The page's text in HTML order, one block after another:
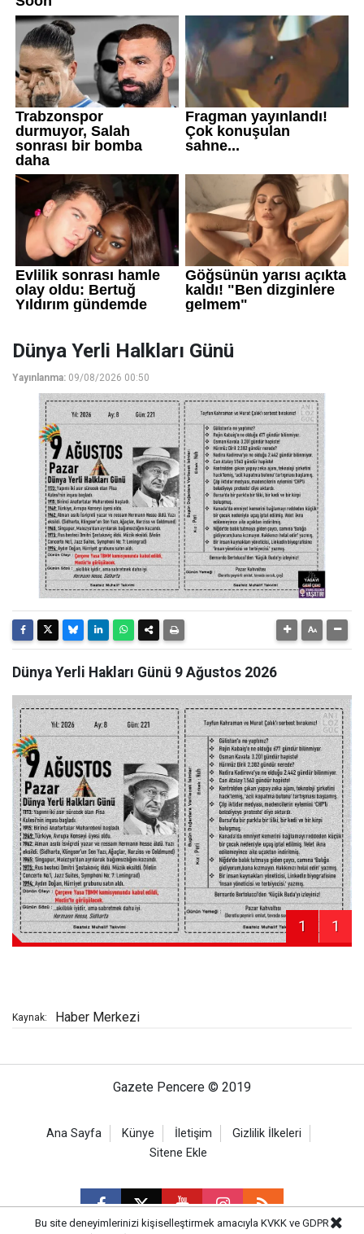
Dünya Yerli Halkları Günü
Yayınlanma: 09/08/2026 00:50
Dünya Yerli Hakları Günü 9 Ağustos 2026
1 1
Kaynak: Haber Merkezi
Gazete Pencere © 2019
Ana Sayfa Künye İletişim
Gizlilik İlkeleri
Sitene Ekle
Bu site deneyimlerinizi kişiselleştirmek amacıyla KVKK ve GDPR